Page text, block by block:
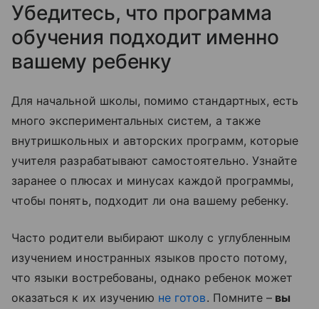
Убедитесь, что программа
обучения подходит именно
вашему ребенку
Для начальной школы, помимо стандартных, есть
много экспериментальных систем, а также
внутришкольных и авторских программ, которые
учителя разрабатывают самостоятельно. Узнайте
заранее о плюсах и минусах каждой программы,
чтобы понять, подходит ли она вашему ребенку.
Часто родители выбирают школу с углубленным
изучением иностранных языков просто потому,
что языки востребованы, однако ребенок может
оказаться к их изучению не готов. Помните – вы